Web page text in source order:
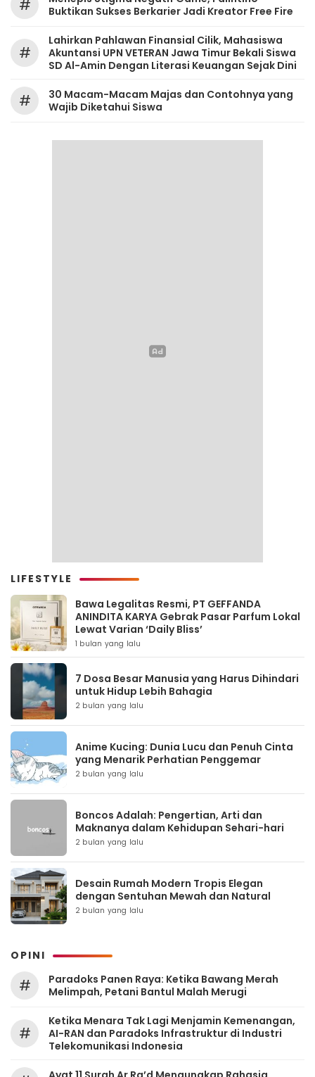
#
Buktikan Sukses Berkarier Jadi Kreator Free Fire
#
Lahirkan Pahlawan Finansial Cilik, Mahasiswa
Akuntansi UPN VETERAN Jawa Timur Bekali Siswa
SD Al-Amin Dengan Literasi Keuangan Sejak Dini
#
30 Macam-Macam Majas dan Contohnya yang
Wajib Diketahui Siswa
LIFESTYLE
Bawa Legalitas Resmi, PT GEFFANDA
ANINDITA KARYA Gebrak Pasar Parfum Lokal
Lewat Varian ‘Daily Bliss’
1 bulan yang lalu
7 Dosa Besar Manusia yang Harus Dihindari
untuk Hidup Lebih Bahagia
2 bulan yang lalu
Anime Kucing: Dunia Lucu dan Penuh Cinta
yang Menarik Perhatian Penggemar
2 bulan yang lalu
Boncos Adalah: Pengertian, Arti dan
Maknanya dalam Kehidupan Sehari-hari
2 bulan yang lalu
Desain Rumah Modern Tropis Elegan
dengan Sentuhan Mewah dan Natural
2 bulan yang lalu
OPINI
#
Paradoks Panen Raya: Ketika Bawang Merah
Melimpah, Petani Bantul Malah Merugi
#
Ketika Menara Tak Lagi Menjamin Kemenangan,
AI-RAN dan Paradoks Infrastruktur di Industri
Telekomunikasi Indonesia